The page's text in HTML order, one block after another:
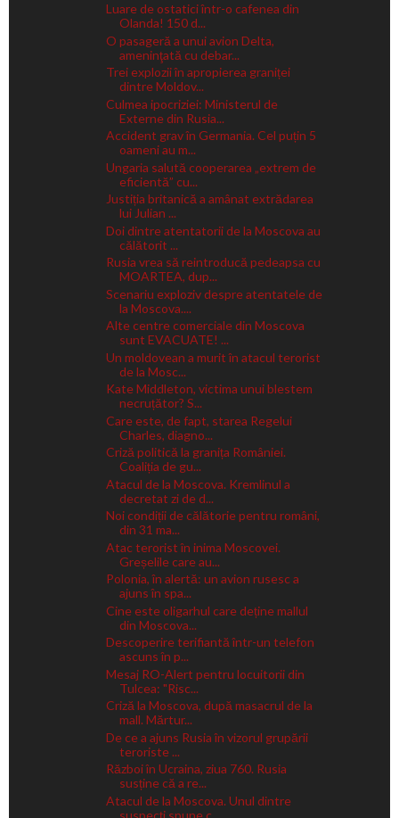
Luare de ostatici într-o cafenea din
Olanda! 150 d...
O pasageră a unui avion Delta,
ameninţată cu debar...
Trei explozii în apropierea graniței
dintre Moldov...
Culmea ipocriziei: Ministerul de
Externe din Rusia...
Accident grav în Germania. Cel puțin 5
oameni au m...
Ungaria salută cooperarea „extrem de
eficientă” cu...
Justiția britanică a amânat extrădarea
lui Julian ...
Doi dintre atentatorii de la Moscova au
călătorit ...
Rusia vrea să reintroducă pedeapsa cu
MOARTEA, dup...
Scenariu exploziv despre atentatele de
la Moscova....
Alte centre comerciale din Moscova
sunt EVACUATE! ...
Un moldovean a murit în atacul terorist
de la Mosc...
Kate Middleton, victima unui blestem
necruțător? S...
Care este, de fapt, starea Regelui
Charles, diagno...
Criză politică la granița României.
Coaliția de gu...
Atacul de la Moscova. Kremlinul a
decretat zi de d...
Noi condiții de călătorie pentru români,
din 31 ma...
Atac terorist în inima Moscovei.
Greșelile care au...
Polonia, în alertă: un avion rusesc a
ajuns în spa...
Cine este oligarhul care deține mallul
din Moscova...
Descoperire terifiantă într-un telefon
ascuns în p...
Mesaj RO-Alert pentru locuitorii din
Tulcea: "Risc...
Criză la Moscova, după masacrul de la
mall. Mărtur...
De ce a ajuns Rusia în vizorul grupării
teroriste ...
Război în Ucraina, ziua 760. Rusia
susține că a re...
Atacul de la Moscova. Unul dintre
suspecți spune c...